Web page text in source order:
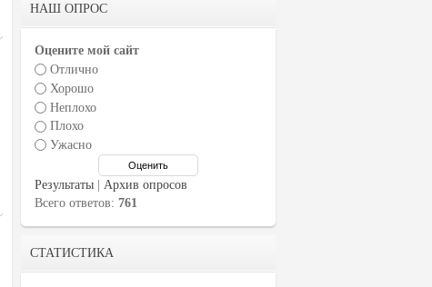
НАШ ОПРОС
Оцените мой сайт
Отлично
Хорошо
Неплохо
Плохо
Ужасно
Результаты
Архив опросов
Всего ответов: 761
СТАТИСТИКА